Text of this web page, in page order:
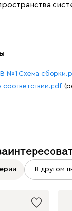
№1 Схема
соответствии.pdf
В другом